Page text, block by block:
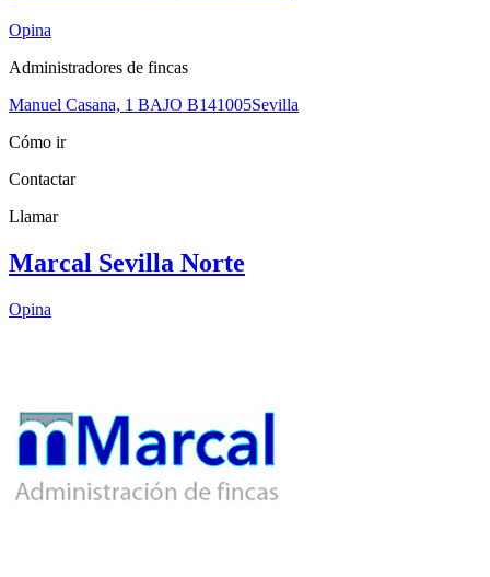
Opina
Administradores de fincas
Manuel Casana, 1 BAJO B141005Sevilla
Cómo ir
Contactar
Llamar
Marcal Sevilla Norte
Opina